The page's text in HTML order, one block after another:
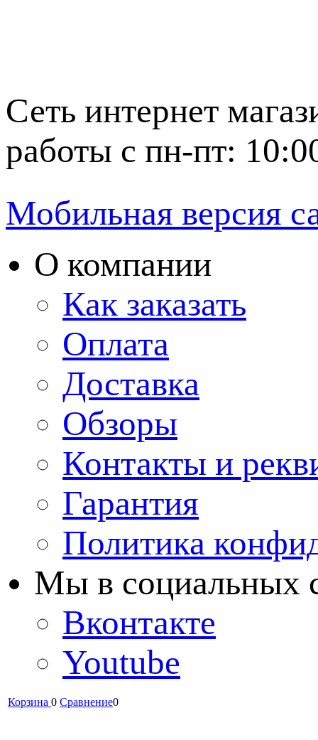
Сеть интернет
работы с пн-пт:
Мобильная версия
О компании
Как заказать
Оплата
Доставка
Обзоры
Контакты и
Гарантия
Политика
Мы в cоциальных
Вконтакте
Youtube
Корзина 0 Сравнение0